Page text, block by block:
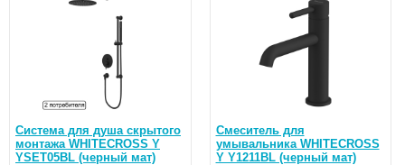
Система для душа скрытого
монтажа WHITECROSS Y
YSET05BL (черный мат)
Смеситель для
умывальника WHITECROSS
Y Y1211BL (черный мат)